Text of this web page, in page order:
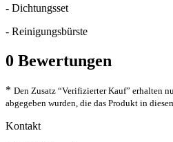
- Dichtungsset
- Reinigungsbürste
0 Bewertungen
* Den Zusatz “Verifizierter Kauf” erhalten
abgegeben wurden, die das Produkt in
Kontakt